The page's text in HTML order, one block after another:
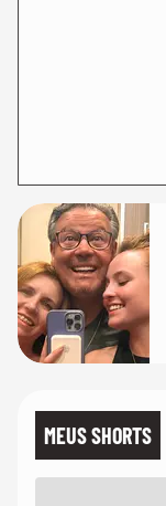
MEUS SHORTS